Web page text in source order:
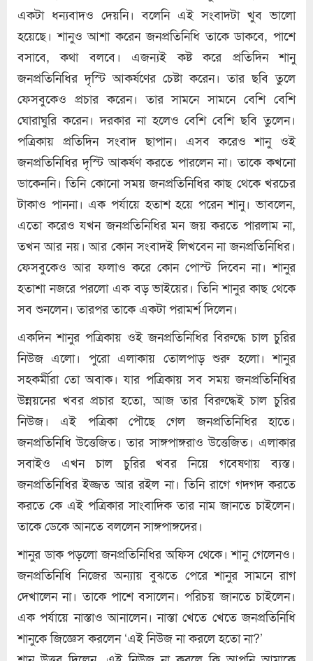
একটা ধন্যবাদও দেয়নি। বলেনি এই সংবাদটা খুব ভালো
হয়েছে। শানুও আশা করেন জনপ্রতিনিধি তাকে ডাকবে, পাশে
বসাবে, কথা বলবে। এজন্যই কষ্ট করে প্রতিদিন শানু
জনপ্রতিনিধির দৃস্টি আকর্ষণের চেষ্টা করেন। তার ছবি তুলে
ফেসবুকেও প্রচার করেন। তার সামনে সামনে বেশি বেশি
ঘোরাঘুরি করেন। দরকার না হলেও বেশি বেশি ছবি তুলেন।
পত্রিকায় প্রতিদিন সংবাদ ছাপান। এসব করেও শানু ওই
জনপ্রতিনিধির দৃস্টি আকর্ষণ করতে পারলেন না। তাকে কখনো
ডাকেননি। তিনি কোনো সময় জনপ্রতিনিধির কাছ থেকে খরচের
টাকাও পাননা। এক পর্যায়ে হতাশ হয়ে পরেন শানু। ভাবলেন,
এতো করেও যখন জনপ্রতিনিধির মন জয় করতে পারলাম না,
তখন আর নয়। আর কোন সংবাদই লিখবেন না জনপ্রতিনিধির।
ফেসবুকেও আর ফলাও করে কোন পোস্ট দিবেন না। শানুর
হতাশা নজরে পরলো এক বড় ভাইয়ের। তিনি শানুর কাছ থেকে
সব শুনলেন। তারপর তাকে একটা পরামর্শ দিলেন।
একদিন শানুর পত্রিকায় ওই জনপ্রতিনিধির বিরুদ্ধে চাল চুরির
নিউজ এলো। পুরো এলাকায় তোলপাড় শুরু হলো। শানুর
সহকর্মীরা তো অবাক। যার পত্রিকায় সব সময় জনপ্রতিনিধির
উন্নয়নের খবর প্রচার হতো, আজ তার বিরুদ্ধেই চাল চুরির
নিউজ। এই পত্রিকা পৌছে গেল জনপ্রতিনিধির হাতে।
জনপ্রতিনিধি উত্তেজিত। তার সাঙ্গপাঙ্গরাও উত্তেজিত। এলাকার
সবাইও এখন চাল চুরির খবর নিয়ে গবেষণায় ব্যস্ত।
জনপ্রতিনিধির ইজ্জত আর রইল না। তিনি রাগে গদগদ করতে
করতে কে এই পত্রিকার সাংবাদিক তার নাম জানতে চাইলেন।
তাকে ডেকে আনতে বললেন সাঙ্গপাঙ্গদের।
শানুর ডাক পড়লো জনপ্রতিনিধির অফিস থেকে। শানু গেলেনও।
জনপ্রতিনিধি নিজের অন্যায় বুঝতে পেরে শানুর সামনে রাগ
দেখালেন না। তাকে পাশে বসালেন। পরিচয় জানতে চাইলেন।
এক পর্যায়ে নাস্তাও আনালেন। নাস্তা খেতে খেতে জনপ্রতিনিধি
শানুকে জিজ্ঞেস করলেন ‘এই নিউজ না করলে হতো না?’